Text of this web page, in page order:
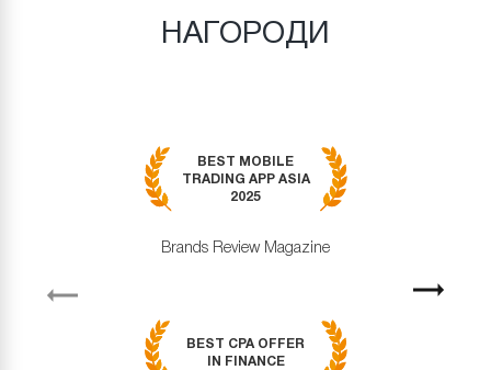
НАГОРОДИ
BEST MOBILE
TRADING APP ASIA
2025
Brands Review Magazine
BEST CPA OFFER
IN FINANCE
Next